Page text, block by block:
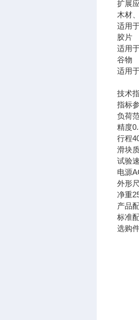
扩展
木材
适用
胶片
适用
谷物
适用
技术
指标
负荷
精度
行程
滑块
试验
电源
外形
净重
产品
标准
选购